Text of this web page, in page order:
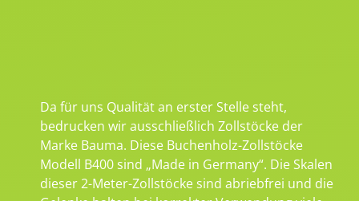
Da für uns Qualität an erster Stelle steht,
bedrucken wir ausschließlich Zollstöcke der
Marke Bauma. Diese Buchenholz-Zollstöcke
Modell B400 sind „Made in Germany“. Die Skalen
dieser 2-Meter-Zollstöcke sind abriebfrei und die